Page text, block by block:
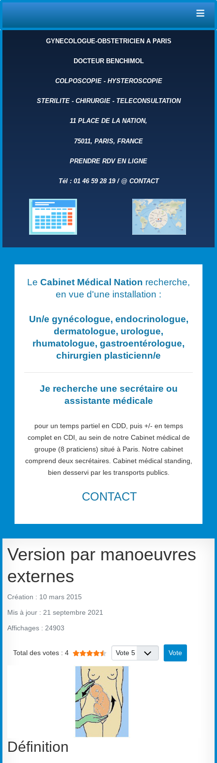
≡
GYNECOLOGUE-OBSTETRICIEN A PARIS
DOCTEUR BENCHIMOL
COLPOSCOPIE- HYSTEROSCOPIE
STERILITE- CHIRURGIE- TELECONSULTATION
11 PLACE DE LA NATION,
75011, PARIS, FRANCE
PRENDRE RDV EN LIGNE
Tél : 01 46 59 28 19 / @ CONTACT
Le Cabinet Médical Nation recherche,
en vue d'une installation :
Un/e gynécologue, endocrinologue,
dermatologue, urologue,
rhumatologue, gastroentérologue,
chirurgien plasticienn/e
Je recherche une secrétaire ou
assistante médicale
pour un temps partiel en CDD, puis +/- en temps
complet en CDI, au sein de notre Cabinet médical de
groupe (8 praticiens) situé à Paris. Notre cabinet
comprend deux secrétaires. Cabinet médical standing,
bien desservi par les transports publics.
CONTACT
Version par manoeuvres
externes
Création : 10 mars 2015
Mis à jour : 21 septembre 2021
Affichages : 24903
Total des votes : 4 Veuillez voter
Définition